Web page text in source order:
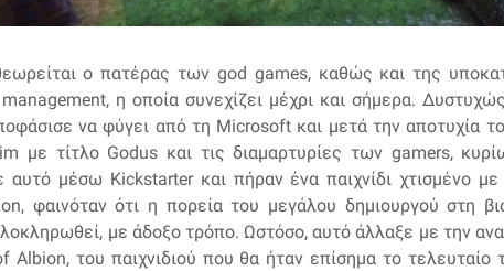
ο πατέρας των god games, καθώς και της
η οποία συνεχίζει μέχρι και σήμερα.
να φύγει από τη Microsoft και μετά την αποτυχία
με τίτλο Godus και τις διαμαρτυρίες των gamers,
αυτό μέσω Kickstarter και πήραν ένα παιχνίδι χτισμένο
φαινόταν ότι η πορεία του μεγάλου δημιουργού στη
με άδοξο τρόπο. Ωστόσο, αυτό άλλαξε με την
Albion, του παιχνιδιού που θα ήταν επίσημα το τελευταίο